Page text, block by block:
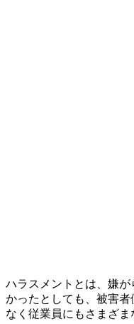
ハラスメントとは、嫌
かったとしても、被害
なく従業員にもさまざま